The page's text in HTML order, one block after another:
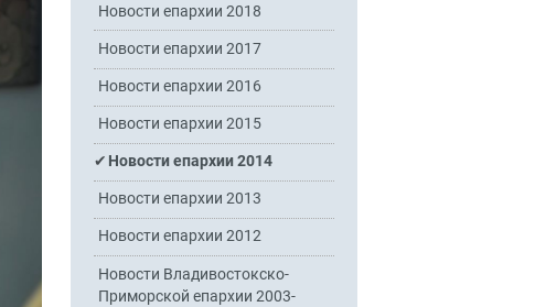
Новости епархии 2018
Новости епархии 2017
Новости епархии 2016
Новости епархии 2015
Новости епархии 2014
Новости епархии 2013
Новости епархии 2012
Новости Владивостокско-
Приморской епархии 2003-